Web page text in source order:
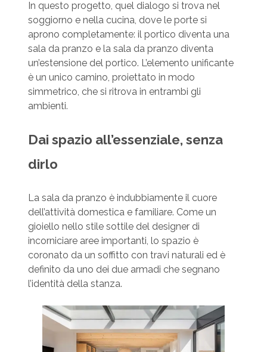
In questo progetto, quel dialogo si trova nel
soggiorno e nella cucina, dove le porte si
aprono completamente: il portico diventa una
sala da pranzo e la sala da pranzo diventa
un’estensione del portico. L’elemento unificante
è un unico camino, proiettato in modo
simmetrico, che si ritrova in entrambi gli
ambienti.
Dai spazio all’essenziale, senza
dirlo
La sala da pranzo è indubbiamente il cuore
dell’attività domestica e familiare. Come un
gioiello nello stile sottile del designer di
incorniciare aree importanti, lo spazio è
coronato da un soffitto con travi naturali ed è
definito da uno dei due armadi che segnano
l’identità della stanza.